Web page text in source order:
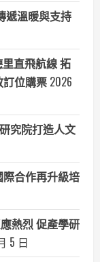
遞溫暖與支持
直飛航線 拓
位購票 2026
究院打造人文
合作再升級培
熱烈 促產學研
5 日